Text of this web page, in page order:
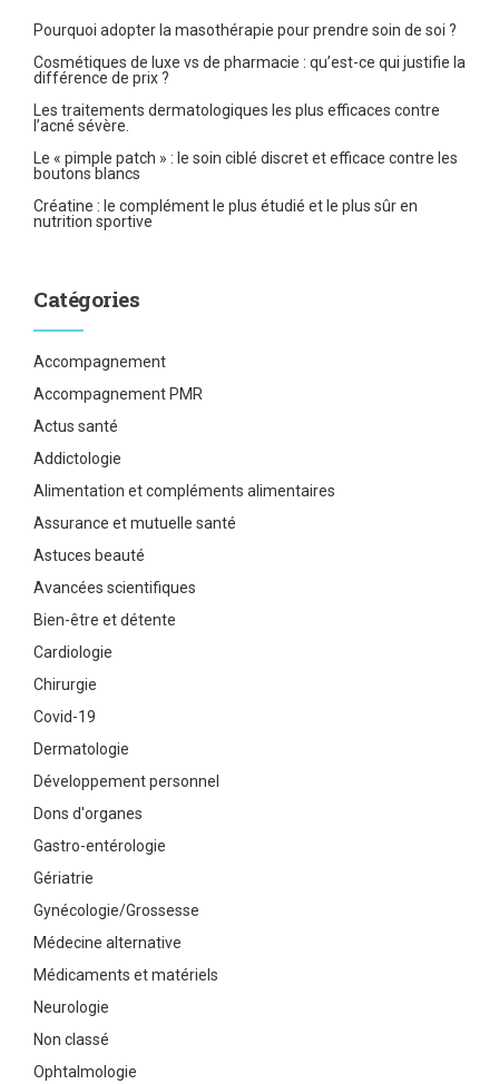
Pourquoi adopter la masothérapie pour prendre soin de soi ?
Cosmétiques de luxe vs de pharmacie : qu’est-ce qui justifie la
différence de prix ?
Les traitements dermatologiques les plus efficaces contre
l’acné sévère.
Le « pimple patch » : le soin ciblé discret et efficace contre les
boutons blancs
Créatine : le complément le plus étudié et le plus sûr en
nutrition sportive
Catégories
Accompagnement
Accompagnement PMR
Actus santé
Addictologie
Alimentation et compléments alimentaires
Assurance et mutuelle santé
Astuces beauté
Avancées scientifiques
Bien-être et détente
Cardiologie
Chirurgie
Covid-19
Dermatologie
Développement personnel
Dons d'organes
Gastro-entérologie
Gériatrie
Gynécologie/Grossesse
Médecine alternative
Médicaments et matériels
Neurologie
Non classé
Ophtalmologie